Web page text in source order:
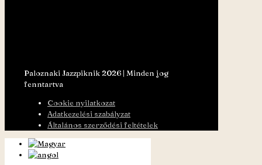
Paloznaki Jazzpiknik 2026 | Minden jog
fenntartva
Cookie nyilatkozat
Adatkezelési szabályzat
Általános szerződési feltételek